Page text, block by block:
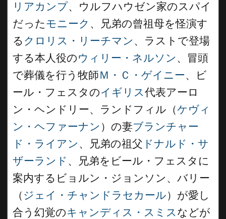
リアカンプ、ウルフハウゼン家のスパイ
だったモニーク 、兄弟の曾祖母を怪演す
る クロリス・リーチマン 、ラストで登場
する本人役のウィリー・ネルソン 、冒頭
で葬儀を行う牧師Ｍ・Ｃ・ゲイニー、ビ
ール・フェスタのイギリス代表アーロ
ン・ヘンドリー、ランドフィル（ケヴィ
ン・ヘファーナン ）の妻ブランチャー
ド・ライアン 、兄弟の祖父 ドナルド・サ
ザーランド 、兄弟をビール・フェスタに
案内するビョルン・ジョンソン、バリー
（ ジェイ・チャンドラセカール）が愛し
合う幻覚のキャンディス・スミスなどが